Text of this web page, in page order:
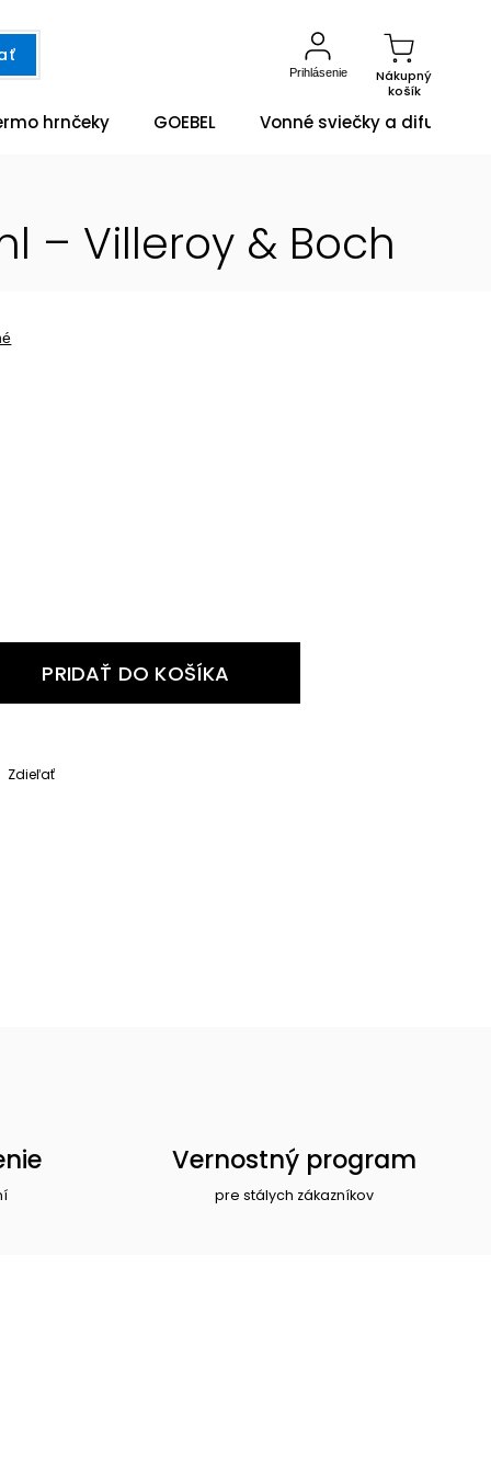
Nákupný
košík
Prihlásenie
hrnčeky GOEBEL Vonné sviečky a difuzéry
– Villeroy & Boch
PRIDAŤ DO KOŠÍKA
Zdieľať
Vernostný program
pre stálych zákazníkov